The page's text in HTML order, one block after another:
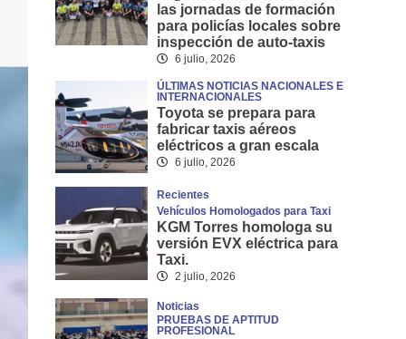
las jornadas de formación
para policías locales sobre
inspección de auto-taxis
6 julio, 2026
ÚLTIMAS NOTICIAS NACIONALES E
INTERNACIONALES
Toyota se prepara para
fabricar taxis aéreos
eléctricos a gran escala
6 julio, 2026
Recientes
Vehículos Homologados para Taxi
KGM Torres homologa su
versión EVX eléctrica para
Taxi.
2 julio, 2026
Noticias
PRUEBAS DE APTITUD
PROFESIONAL